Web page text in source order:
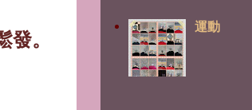
。
運動